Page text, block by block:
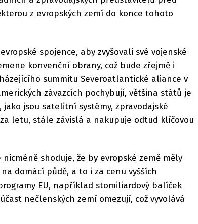
z evropských zemí do konce tohoto
spojence, aby zvyšovali své vojenské
konvenční obrany, což bude zřejmě i
summitu Severoatlantické aliance v
závazcích pochybují, většina států je
jako jsou satelitní systémy, zpravodajské
letu, stále závislá a nakupuje odtud klíčovou
shoduje, že by evropské země měly
domácí půdě, a to i za cenu vyšších
EU, například stomiliardový balíček
nečlenských zemí omezují, což vyvolává